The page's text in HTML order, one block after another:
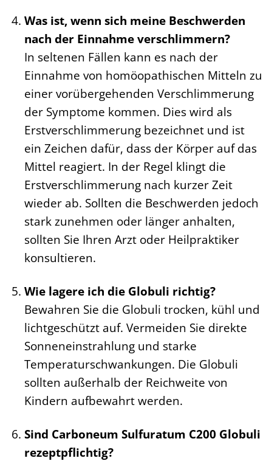
Was ist, wenn sich meine Beschwerden
nach der Einnahme verschlimmern?
In seltenen Fällen kann es nach der
Einnahme von homöopathischen Mitteln zu
einer vorübergehenden Verschlimmerung
der Symptome kommen. Dies wird als
Erstverschlimmerung bezeichnet und ist
ein Zeichen dafür, dass der Körper auf das
Mittel reagiert. In der Regel klingt die
Erstverschlimmerung nach kurzer Zeit
wieder ab. Sollten die Beschwerden jedoch
stark zunehmen oder länger anhalten,
sollten Sie Ihren Arzt oder Heilpraktiker
konsultieren.
Wie lagere ich die Globuli richtig?
Bewahren Sie die Globuli trocken, kühl und
lichtgeschützt auf. Vermeiden Sie direkte
Sonneneinstrahlung und starke
Temperaturschwankungen. Die Globuli
sollten außerhalb der Reichweite von
Kindern aufbewahrt werden.
Sind Carboneum Sulfuratum C200 Globuli
rezeptpflichtig?